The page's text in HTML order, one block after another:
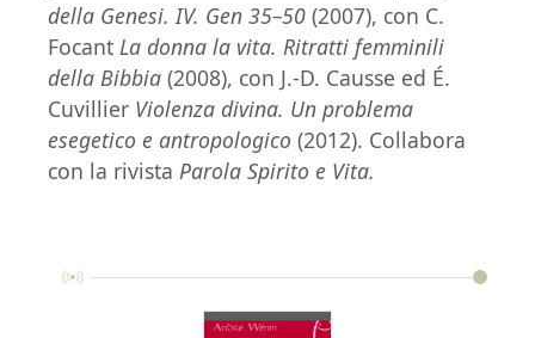
della Genesi. IV. Gen 35–50 (2007), con C.
Focant La donna la vita. Ritratti femminili
della Bibbia (2008), con J.-D. Causse ed É.
Cuvillier Violenza divina. Un problema
esegetico e antropologico (2012). Collabora
con la rivista Parola Spirito e Vita.